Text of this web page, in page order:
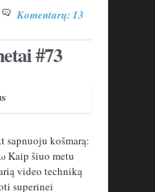
Komentarų: 13
#73
sapnuoju košmarą:
šiuo metu
video techniką
superinei